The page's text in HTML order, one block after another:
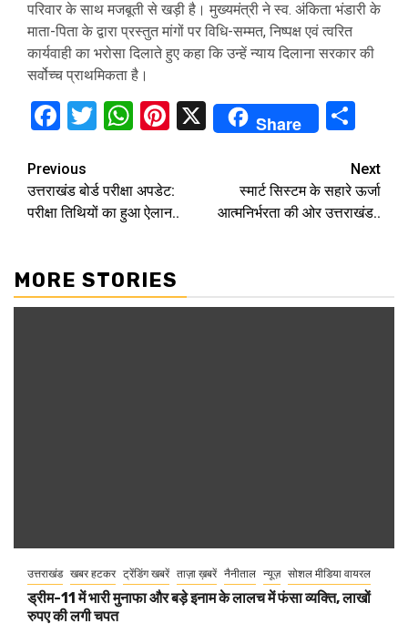
परिवार के साथ मजबूती से खड़ी है। मुख्यमंत्री ने स्व. अंकिता भंडारी के
माता-पिता के द्वारा प्रस्तुत मांगों पर विधि-सम्मत, निष्पक्ष एवं त्वरित
कार्यवाही का भरोसा दिलाते हुए कहा कि उन्हें न्याय दिलाना सरकार की
सर्वोच्च प्राथमिकता है।
Facebook
Twitter
WhatsApp
Pinterest
X Share
Continue
Reading
Previous
उत्तराखंड बोर्ड परीक्षा अपडेट:
परीक्षा तिथियों का हुआ ऐलान..
Next
स्मार्ट सिस्टम के सहारे ऊर्जा
आत्मनिर्भरता की ओर उत्तराखंड..
MORE STORIES
उत्तराखंड खबर हटकर ट्रेंडिंग खबरें ताज़ा ख़बरें नैनीताल न्यूज़ सोशल मीडिया वायरल
ड्रीम-11 में भारी मुनाफा और बड़े इनाम के लालच में फंसा व्यक्ति, लाखों
रुपए की लगी चपत